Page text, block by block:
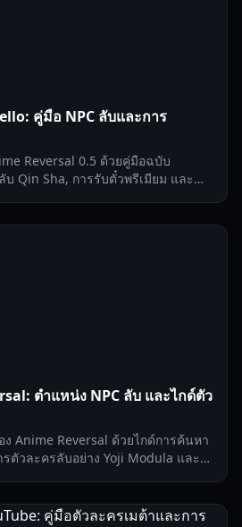
คู่มือ NPC ลับและการ
Reversal 0.5 ด้วยคู่มือฉบับ
Qin Sha, การรับตั๋วพรีเมียม และ
ตำแหน่ง NPC ลับ และไกด์ตัว
Anime Reversal ด้วยไกด์การค้นหา
ตัวละครลับอย่าง Yoji Modula และ